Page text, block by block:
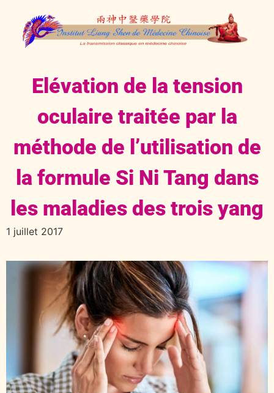
Elévation de la tension
oculaire traitée par la
méthode de l’utilisation de
la formule Si Ni Tang dans
les maladies des trois yang
1 juillet 2017